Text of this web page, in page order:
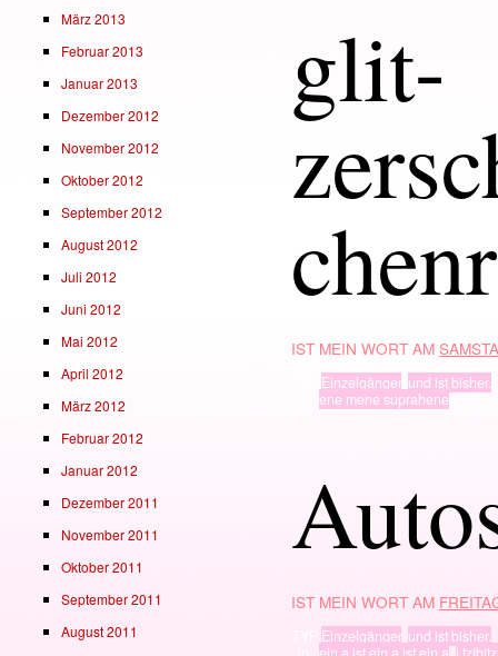
glit-
IST MEIN WORT AM
Einzelgänger, und ist bisher.
ene mene suprahene
IST MEIN WORT AM
Einzelgänger, und ist bisher.
März 2013
Februar 2013
Januar 2013
Dezember 2012
November 2012
Oktober 2012
September 2012
August 2012
Juli 2012
Juni 2012
Mai 2012
April 2012
März 2012
Februar 2012
Januar 2012
Dezember 2011
November 2011
Oktober 2011
September 2011
August 2011